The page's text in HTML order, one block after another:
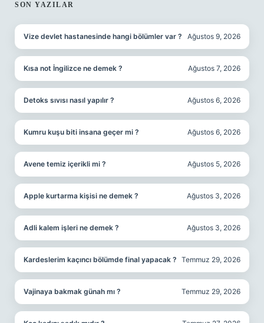
SIDEBAR
SON YAZILAR
Vize devlet hastanesinde hangi bölümler var ? Ağustos 9, 2026
Kısa not İngilizce ne demek ? Ağustos 7, 2026
Detoks sıvısı nasıl yapılır ? Ağustos 6, 2026
Kumru kuşu biti insana geçer mi ? Ağustos 6, 2026
Avene temiz içerikli mi ? Ağustos 5, 2026
Apple kurtarma kişisi ne demek ? Ağustos 3, 2026
Adli kalem işleri ne demek ? Ağustos 3, 2026
Kardeslerim kaçıncı bölümde final yapacak ? Temmuz 29, 2026
Vajinaya bakmak günah mı ? Temmuz 29, 2026